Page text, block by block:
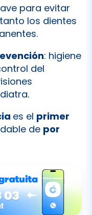
: higiene
del
es elprimer
de